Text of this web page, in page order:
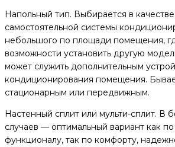
Напольный тип. Выбирается в качестве
самостоятельной системы
небольшого по площади помещения,
возможности установить другую
может служить дополнительным
кондиционирования помещения.
стационарным или передвижным.
Настенный сплит или мульти-сплит. В
случаев — оптимальный вариант как по
функционалу, так по комфорту,